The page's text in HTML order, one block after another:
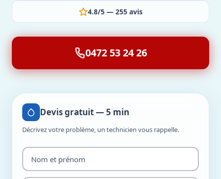
4.8/5 — 255 avis
0472 53 24 26
Devis gratuit — 5 min
Décrivez votre problème, un technicien vous rappelle.